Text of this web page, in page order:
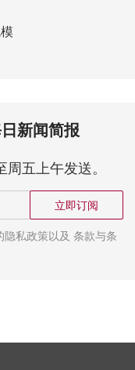
新闻简报
五上午发送。
立即订阅
私政策以及 条款与条